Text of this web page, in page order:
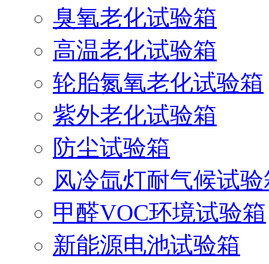
臭氧老化试验箱
高温老化试验箱
轮胎氮氧老化试验箱
紫外老化试验箱
防尘试验箱
风冷氙灯耐气候试
甲醛VOC环境试验箱
新能源电池试验箱